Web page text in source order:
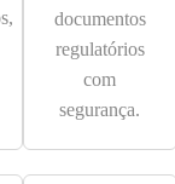
documentos
regulatórios
com
segurança.